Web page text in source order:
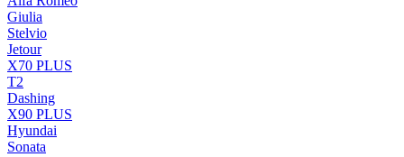
Giulia
Stelvio
Jetour
X70 PLUS
T2
Dashing
X90 PLUS
Hyundai
Sonata